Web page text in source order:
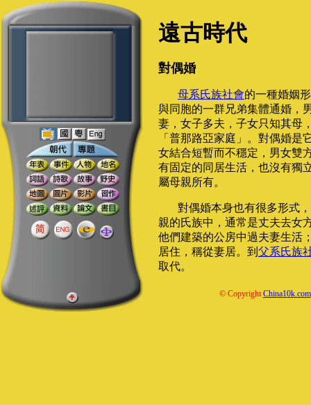
遠古時代
對偶婚
母系氏族社會的一種婚姻
與同胞的一群兄弟集體通婚，
妻，女子多夫，子女只知其母
「普那路亞家庭」。對偶婚是
女結合短暫而不穩定，男女雙
有固定的同居生活，也沒有獨
屬母親所有。
對偶婚本身也有很多形式
親的氏族中，通常是丈夫去女
他們建築的公房中過夫妻生活
居住，稱從妻居。到 父系氏族
取代。
© CopyrightChina10k.com